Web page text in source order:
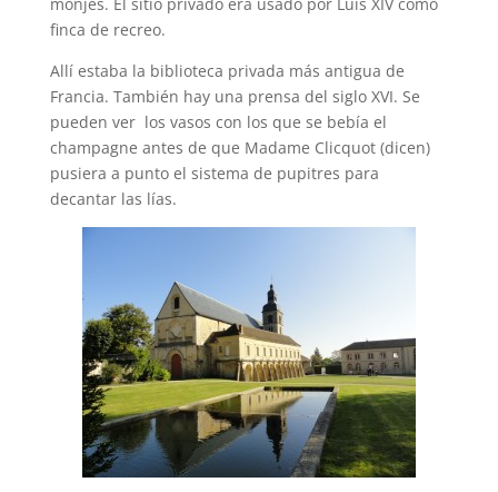
finca de recreo.
Allí estaba la biblioteca privada más antigua de
Francia. También hay una prensa del siglo XVI. Se
pueden ver los vasos con los que se bebía el
champagne antes de que Madame Clicquot (dicen)
pusiera a punto el sistema de pupitres para
decantar las lías.